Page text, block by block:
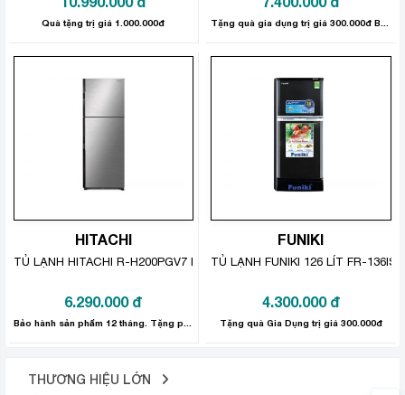
Quà tặng trị giá 1.000.000đ
HITACHI
TỦ LẠNH HITACHI R-H200PGV7 INVERTER 203 LÍT
6.290.000 đ
FUNIKI
TỦ LẠNH FUNIKI 126 LÍT FR-136ISU
4.300.000 đ
Tặng quà Gia Dụng trị giá 300.000đ
THƯƠNG HIỆU LỚN